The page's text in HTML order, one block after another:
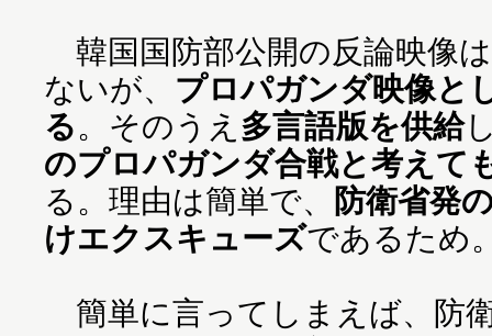
韓国国防部公開の反論映像
ないが、 プロパガンダ映像と
る。そのうえ 多言語版を供給
のプロパガンダ合戦と考えて
る。理由は簡単で、
防衛省発
けエクスキューズであるため
簡単に言ってしまえば、防